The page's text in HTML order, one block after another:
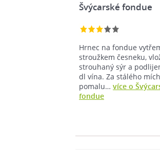
Švýcarské fondue
Hrnec na fondue
stroužkem česneku,
strouhaný sýr a
dl vína. Za stálého
pomalu… více o
fondue